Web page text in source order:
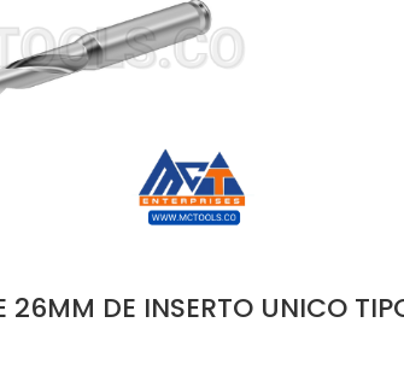
26MM DE INSERTO UNICO